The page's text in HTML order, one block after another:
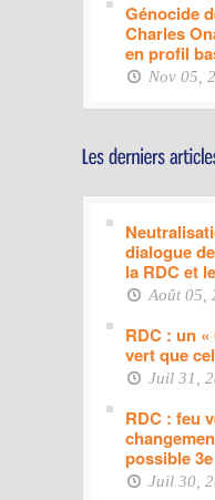
Génocide
Charles
en profil
Nov 05,
dialogue
la RDC et
Août 05,
RDC : un
vert que
Juil 31,
RDC : feu
possible
Juil 30,